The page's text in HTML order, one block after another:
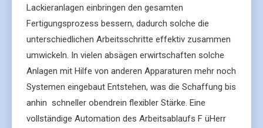
Lackieranlagen einbringen den gesamten
Fertigungsprozess bessern, dadurch solche die
unterschiedlichen Arbeitsschritte effektiv zusammen
umwickeln. In vielen absägen erwirtschaften solche
Anlagen mit Hilfe von anderen Apparaturen mehr noch
Systemen eingebaut Entstehen, was die Schaffung bis
anhin schneller obendrein flexibler Stärke. Eine
vollständige Automation des Arbeitsablaufs F üHerr